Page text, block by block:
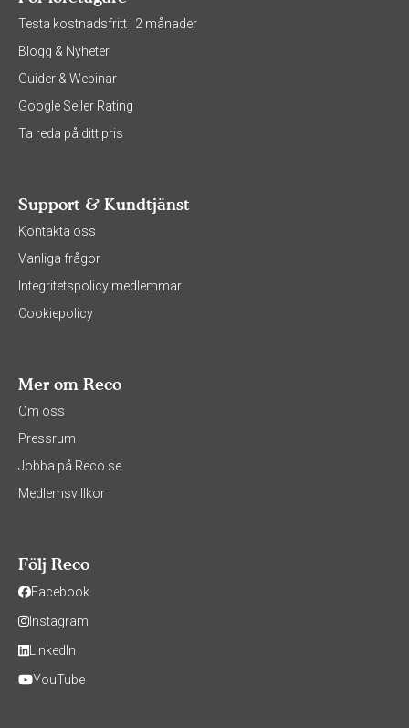
Testa kostnadsfritt i 2 månader
Blogg & Nyheter
Guider & Webinar
Google Seller Rating
Ta reda på ditt pris
Support & Kundtjänst
Kontakta oss
Vanliga frågor
Integritetspolicy medlemmar
Cookiepolicy
Mer om Reco
Om oss
Pressrum
Jobba på Reco.se
Medlemsvillkor
Följ Reco
Facebook
Instagram
LinkedIn
YouTube